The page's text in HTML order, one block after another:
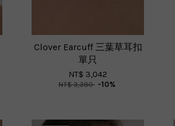
Clover Earcuff 三葉草耳扣
單只
NT$ 3,042
NT$ 3,380 -10%